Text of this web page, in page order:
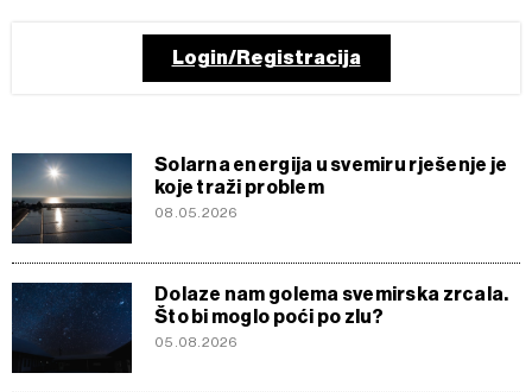
Login/Registracija
Solarna energija u svemiru rješenje je
koje traži problem
08.05.2026
Dolaze nam golema svemirska zrcala.
Što bi moglo poći po zlu?
05.08.2026